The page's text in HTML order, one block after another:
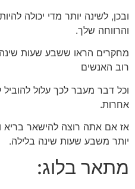
ובכן, לשינה יותר מדי יכולה
והרווחה שלך.
מחקרים הראו ששבע שעות
רוב האנשים
וכל דבר מעבר לכך עלול להוביל
אחרות.
אז אם אתה רוצה להישאר בריא
יותר משבע שעות שינה בלילה.
מתאר בלוג: